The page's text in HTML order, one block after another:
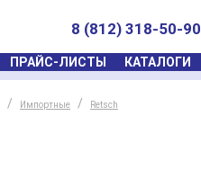
8 (812) 318-50-90
ПРАЙС-ЛИСТЫ КАТАЛОГИ
Импортные Retsch